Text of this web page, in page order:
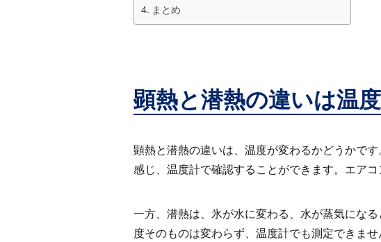
まとめ
顕熱と潜熱の違いは温
顕熱と潜熱の違いは、温度が変わるかどうかで
感じ、温度計で確認することができます。エア
一方、潜熱は、氷が水に変わる、水が蒸気にな
度そのものは変わらず、温度計でも測定できませ